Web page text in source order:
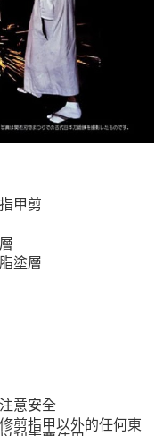
甲剪
塗層
意安全
剪指甲以外的任何東